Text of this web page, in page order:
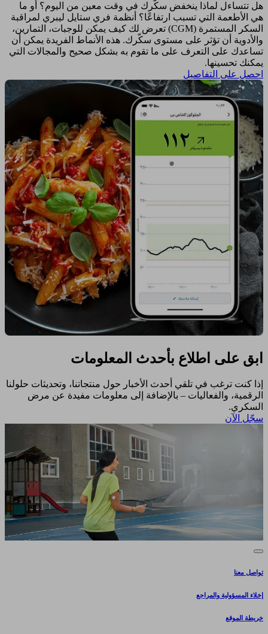
هل تتساءل لماذا ينخفض سكّرك في وقت معين من اليوم؟ أو ما
هي الأطعمة التي تسبب ارتفاعًا؟ أنظمة فري ستايل ليبري لمراقبة
السكر المستمرة (CGM) تعرض لك كيف يمكن للوجبات، التمارين،
والأدوية أن تؤثر على مستوى سكّرك. هذه الأنماط الفريدة يمكن أن
تساعدك على التعرف على ما تقوم به بشكل صحيح والمجالات التي
يمكنك تحسينها. ​
احصل على التفاصيل
ابق على اطلاع بأحدث المعلومات
إذا كنت ترغب في تلقي أحدث الأخبار حول منتجاتنا، وتحديثات حلولنا
الرقمية، والفعاليات – بالإضافة إلى معلومات مفيدة عن مرض
السكري.​
سجّل الآن​
تواصل معنا
إخلاء المسؤولية والمراجع
خريطة الموقع